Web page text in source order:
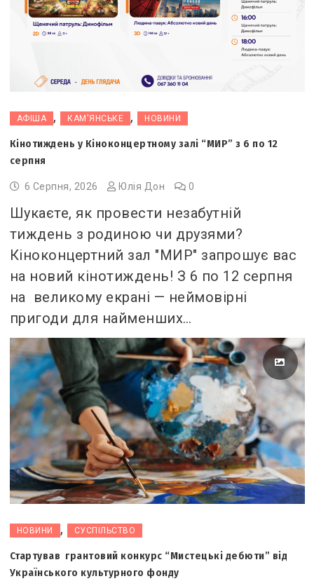
АФІША , КАМ'ЯНСЬКЕ , НОВИНИ
Кінотиждень у Кіноконцертному залі “МИР” з 6 по 12
серпня
6 Серпня, 2026 Юлія Дон 0
Шукаєте, як провести незабутній
тиждень з родиною чи друзями?
Кіноконцертний зал "МИР" запрошує вас
на новий кінотиждень! З 6 по 12 серпня
на великому екрані — неймовірні
пригоди для найменших…
НОВИНИ , СУСПІЛЬСТВО
Стартував грантовий конкурс “Мистецькі дебюти” від
Українського культурного фонду